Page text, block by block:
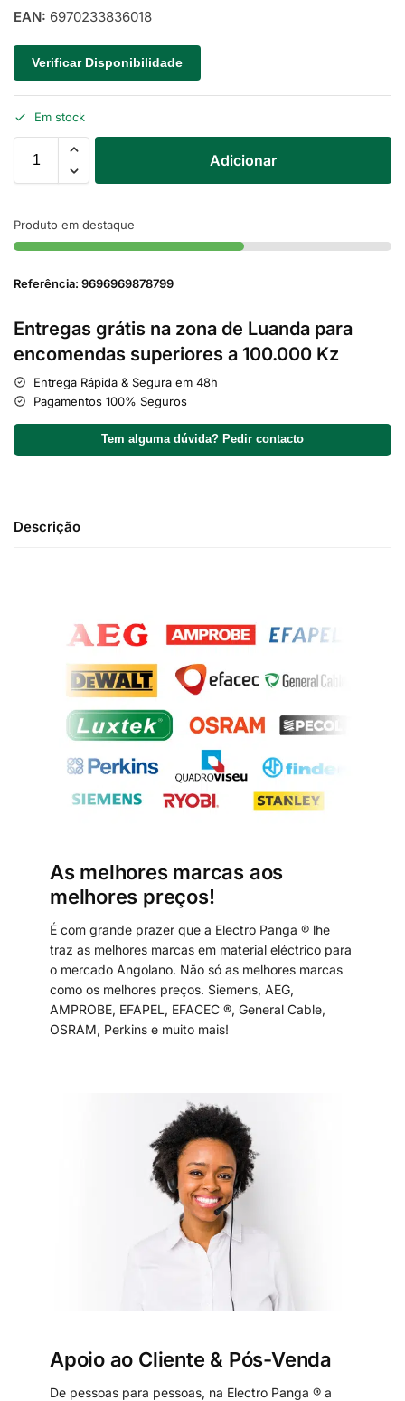
EAN: 6970233836018
Verificar Disponibilidade
Em stock
Adicionar
Produto em destaque
Referência: 9696969878799
Entregas grátis na zona de Luanda para
encomendas superiores a 100.000 Kz
Entrega Rápida & Segura em 48h
Pagamentos 100% Seguros
Tem alguma dúvida? Pedir contacto
Descrição
As melhores marcas aos
melhores preços!
É com grande prazer que a Electro Panga ® lhe
traz as melhores marcas em material eléctrico para
o mercado Angolano. Não só as melhores marcas
como os melhores preços. Siemens, AEG,
AMPROBE, EFAPEL, EFACEC ®, General Cable,
OSRAM, Perkins e muito mais!
Apoio ao Cliente & Pós-Venda
De pessoas para pessoas, na Electro Panga ® a